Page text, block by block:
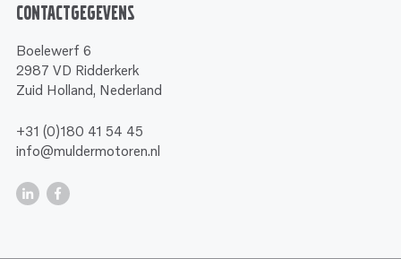
Contactgegevens
Boelewerf 6
2987 VD Ridderkerk
Zuid Holland, Nederland
+31 (0)180 41 54 45
info@muldermotoren.nl